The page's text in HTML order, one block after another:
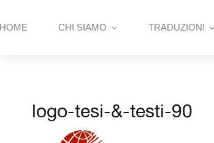
to
HOME CHI SIAMO TRADUZIONI
logo-tesi-&-testi-90